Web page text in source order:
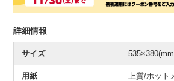
詳細情報
サイズ
用紙 上質/ホット